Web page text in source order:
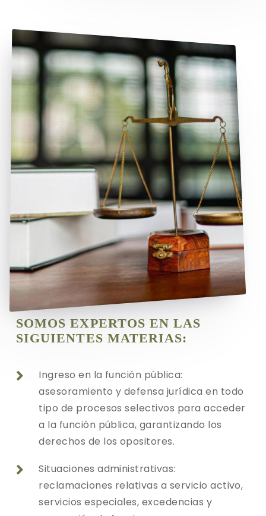
SOMOS EXPERTOS EN LAS
SIGUIENTES MATERIAS:

Ingreso en la función pública:
asesoramiento y defensa jurídica en todo
tipo de procesos selectivos para acceder
a la función pública, garantizando los
derechos de los opositores.

Situaciones administrativas:
reclamaciones relativas a servicio activo,
servicios especiales, excedencias y